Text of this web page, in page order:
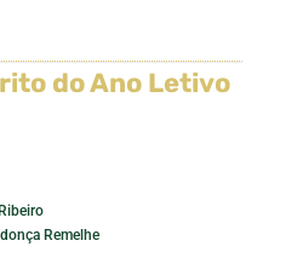
do Ano Letivo
Remelhe